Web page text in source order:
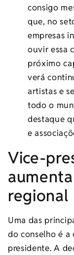
consigo
que, no
empresas
ouvir essa
próximo
verá
artistas e
todo o
destaque
e
Vice-
regional
Uma das
do conselho é a
presidente. A